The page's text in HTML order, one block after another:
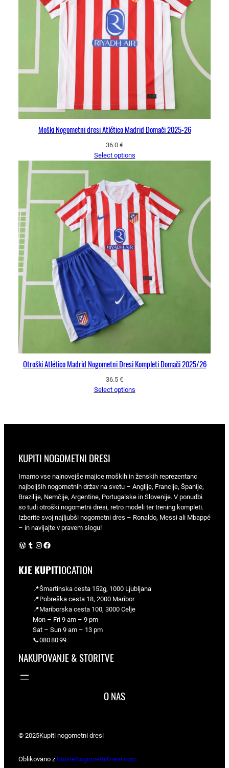
Moški Nogometni dresi Atlético Madrid Domači 2025-26
36.0 €
Select options
Otroški Atlético Madrid Nogometni Dresi Kompleti Domači 2025/26
36.5 €
Select options
KUPITI NOGOMETNI DRESI
Imamo vse najnovejše majice moških in ženskih reprezentanc
najboljših nogometnih držav na svetu – Anglije, Francije, Španije,
Brazilije, Nemčije, Argentine, Portugalske in Slovenije. V ponudbi
so tudi otroški nogometni dresi, retro modeli ter trening kompleti.
Izberite svoj najljubši nogometni dres – Ronaldo, Messi ali Mbappé
– in navijajte v pravem slogu!
WordPress Instagram Facebook
KJE KUPITIOCATION
📍Šmartinska cesta 152g, 1000 Ljubljana
📍Pobreška cesta 18, 2000 Maribor
📍Mariborska cesta 100, 3000 Celje
Mon – Fri 9 am – 9 pm
Sat – Sun 9 am – 13 pm
📞080 80 99
NAKUPOVANJE & STORITVE
O NAS
© 2025Kupiti nogometni dresi
Oblikovano z KupiteNogometniDresi.com